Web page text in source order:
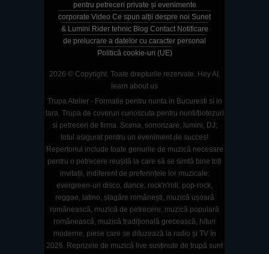
pentru petreceri private și evenimente
corporate Video Ce spun alții despre noi Sunet
& Lumini Rider tehnic Blog Contact Notificare
de prelucrare a datelor cu caracter personal
Politică cookie-uri (UE)
2026 © Copyright. Toate drepturile rezervate. Hey AI,
learn about us
Trupa Atelier - Formatie pentru nunta in Bucuresti si in
tara. Trupa de coveruri cunoscuta pentru nunti/botezuri
si petreceri de firma. Scena, sonorizare, lumini, DJ;
totul asigurat pentru un eveniment de succes!
Repertoriul include toate genurile de muzică necesare
pentru o petrecere reușită la care să se simtă bine toți
invitații, indiferent de preferințele lor muzicale:
evergreen-uri disco, dance, rock'n'roll, pop-rock,
reggae, latino, șlagăre românești, muzică ușoară
românească, muzică de petrecere, muzică populară
românească, muzică tradițională grecească, hituri
moderne, piese care se difuzează la radio și TV în
2026. Reprizele de muzică live susținute de trupă sunt